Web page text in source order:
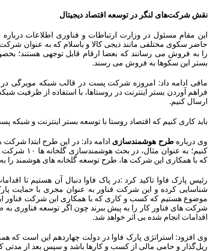
نقش شرکت‌های لنگر در توسعه اقتصاد دیجیتال
این مقام مسئول در وزارت ارتباطات و فناوری اطلاعات
حاضر سکوی مختلفی مانند دیجی کالا و باسلام که به عنوان
را به فروش می رسانند که بعضا ارقام قابل توجهی هستند؛
بستر این سکوها به فروش می رسند.
مافی ادامه داد: امروزه شرکت پست در قالب شبکه مویرگی
فراهم آوردن بستر اینترنت در روستاها، با استفاده از
ارسال کنیم.
باید کاری کنیم که اقتصاد روستا با توسعه بستر اینترنت و شبکه
وی دربارهطرح هوشمندسازی ادامه داد: در این طرح ابتدا
کنیم؛ به
که با همکاری این شرکت ها، طرح توسعه گلخانه های هوشمند را
رئیس پارک فاوا تاکید کرد :در پاک فاوا دنبال آن هستیم تا
شناسایی کرده و این شرکت فناور به عنوان مجری با حمایت
موضوع هستیم که کسب و کاری که با همکاری این شرکت فناور
شرکت های فناور کار را به پیش ببرند چون اگر توسعه فناوری
اقدامات انجام شده بی اثر خواهد شد.
وی افزود: استراتژی پارک فاوا در دولت چهاردهم این است
ریل‌گذار و حامی مالی از کسب و کارها باشد و سپس بعد از مدتی